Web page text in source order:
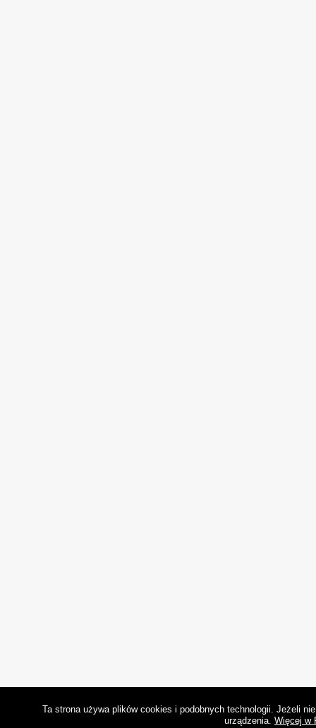
Ta strona używa plików cookies i podobnych technologii. Jeżeli
urządzenia. Więcej w